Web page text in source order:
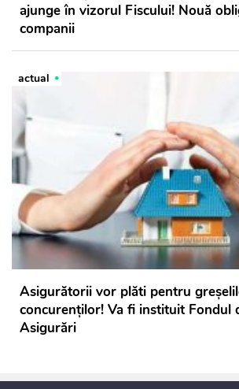
ajunge în vizorul Fiscului! Nouă
companii
actual
Asigurătorii vor plăti pentru
concurenților! Va fi instituit Fondul
Asigurări